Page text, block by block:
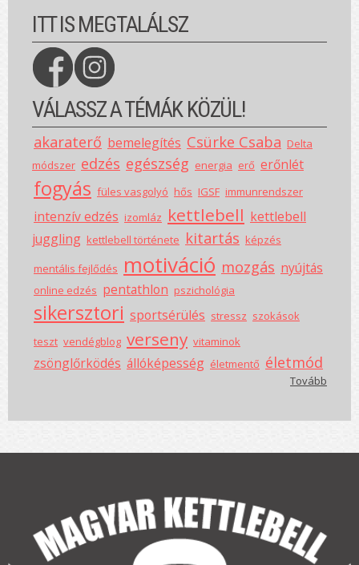
ITT IS MEGTALÁLSZ
VÁLASSZ A TÉMÁK KÖZÜL!
akaraterő bemelegítés Csürke Csaba Delta
módszer edzés egészség energia erő erőnlét
fogyás füles vasgolyó hős IGSF immunrendszer
intenzív edzés izomláz kettlebell kettlebell
juggling kettlebell története kitartás képzés
mentális fejlődés motiváció mozgás nyújtás
online edzés pentathlon pszichológia
sikersztori sportsérülés stressz szokások
teszt vendégblog verseny vitaminok
zsönglőrködés állóképesség életmentő életmód
Tovább